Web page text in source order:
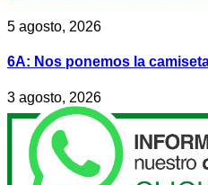
5 agosto, 2026
6A: Nos ponemos la
3 agosto, 2026